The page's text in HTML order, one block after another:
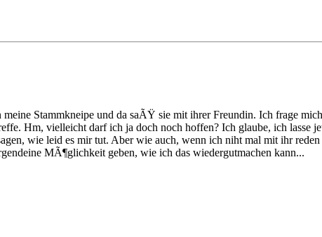
Stammkneipe und da saÃŸ sie mit ihrer Freundin. Ich frage
Hm, vielleicht darf ich ja doch noch hoffen? Ich glaube, ich lasse
wie leid es mir tut. Aber wie auch, wenn ich niht mal mit ihr reden
MÃ¶glichkeit geben, wie ich das wiedergutmachen kann...